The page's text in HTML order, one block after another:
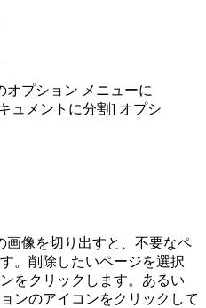
オプション メニューに
ュメントに分割] オプシ
画像を切り出すと、不要なペ
。削除したいページを選択
をクリックします。あるい
ンのアイコンをクリックして